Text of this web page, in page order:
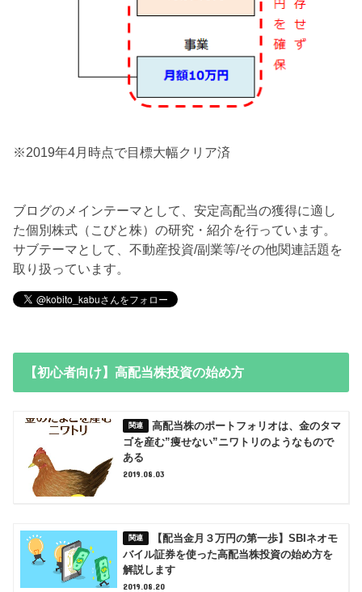
※2019年4月時点で目標大幅クリア済
ブログのメインテーマとして、安定高配当の獲得に適し
た個別株式（こびと株）の研究・紹介を行っています。
サブテーマとして、不動産投資/副業等/その他関連話題を
取り扱っています。
【初心者向け】高配当株投資の始め方
高配当株のポートフォリオは、金のタマ
ゴを産む”痩せない”ニワトリのようなもので
ある
2019.08.03
【配当金月３万円の第一歩】SBIネオモ
バイル証券を使った高配当株投資の始め方を
解説します
2019.08.20